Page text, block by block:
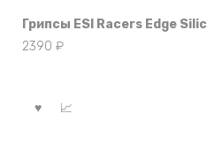
Грипсы ESI Racers Edge
2390 ₽